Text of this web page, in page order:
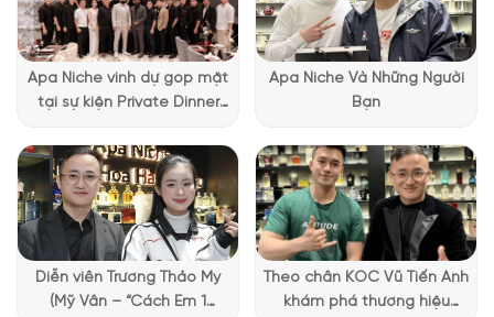
Atelier Bois Sikar mang thiết kế đặc trưng của Atelier des Ors
với dáng chai hình bầu dày dặn, sang trọng và đậm tính thủ
công. Nắp đen lì tối giản tạo điểm nhấn tương phản cho thân
chai màu vàng hổ phách ấm. Điều khiến sản phẩm trở nên
độc đáo là những lá vàng 24k lơ lửng trong chất lỏng, như ánh
từ trung tâm mô phỏng hình ảnh mặt trời, tượng trưng cho
ánh sáng trong sự tĩnh lặng của gỗ và khói.
Apa Niche vinh dự góp mặt
tại sự kiện Private Dinner
Vietnam
Apa Niche Và Những Người
Bạn
Diễn viên Trương Thảo My
(Mỹ Vân – “Cách Em 1
Theo chân KOC Vũ Tiến Anh
khám phá thương hiệu